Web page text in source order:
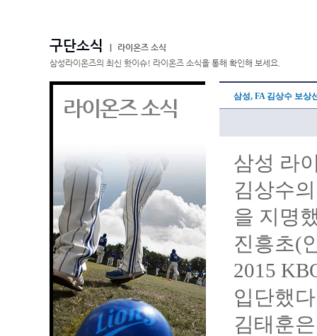
구단소식
라이온즈 소식
삼성라이온즈의 최신 핫이슈! 라이온즈 소식을 통해 확인해 보세요.
라이온즈 소식 삼성, FA 김상수 보상
삼성 라
김상수
을 지명
진흥초(
2015
입단했
김태훈